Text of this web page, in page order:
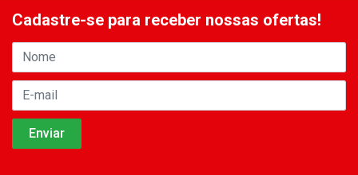
Cadastre-se para receber nossas ofertas!